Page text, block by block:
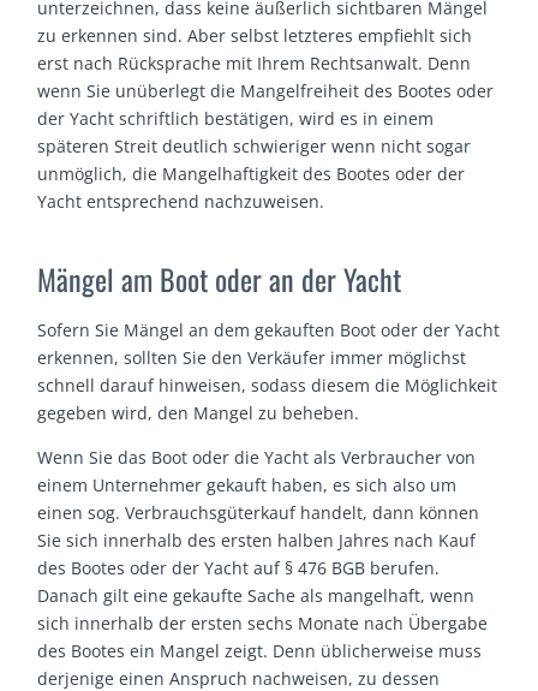
unterzeichnen, dass keine äußerlich sichtbaren Mängel
zu erkennen sind. Aber selbst letzteres empfiehlt sich
erst nach Rücksprache mit Ihrem Rechtsanwalt. Denn
wenn Sie unüberlegt die Mangelfreiheit des Bootes oder
der Yacht schriftlich bestätigen, wird es in einem
späteren Streit deutlich schwieriger wenn nicht sogar
unmöglich, die Mangelhaftigkeit des Bootes oder der
Yacht entsprechend nachzuweisen.
Mängel am Boot oder an der Yacht
Sofern Sie Mängel an dem gekauften Boot oder der Yacht
erkennen, sollten Sie den Verkäufer immer möglichst
schnell darauf hinweisen, sodass diesem die Möglichkeit
gegeben wird, den Mangel zu beheben.
Wenn Sie das Boot oder die Yacht als Verbraucher von
einem Unternehmer gekauft haben, es sich also um
einen sog. Verbrauchsgüterkauf handelt, dann können
Sie sich innerhalb des ersten halben Jahres nach Kauf
des Bootes oder der Yacht auf § 476 BGB berufen.
Danach gilt eine gekaufte Sache als mangelhaft, wenn
sich innerhalb der ersten sechs Monate nach Übergabe
des Bootes ein Mangel zeigt. Denn üblicherweise muss
derjenige einen Anspruch nachweisen, zu dessen